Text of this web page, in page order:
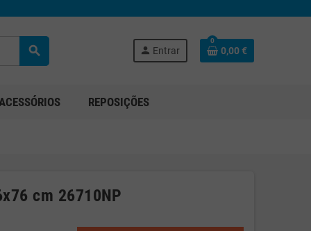
search person Entrar
0
0,00 €
REPOSIÇÕES
cm 26710NP